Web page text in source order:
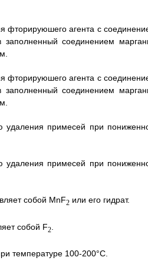
фторируюшего агента с
соединением
фторируюшего агента с
соединением
удаления примесей при
удаления примесей при
собой MnF2или его гидрат.
собой F2.
температуре 100-200°С.